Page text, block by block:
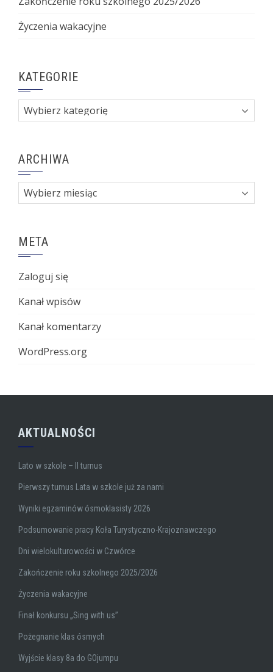
Życzenia wakacyjne
KATEGORIE
Kategorie
ARCHIWA
Archiwa
META
Zaloguj się
Kanał wpisów
Kanał komentarzy
WordPress.org
AKTUALNOŚCI
Lato w szkole – II turnus
Pierwszy turnus Lata w szkole już za nami
Wyniki egzaminów ósmoklasisty 2026
Podsumowanie pracy Koła Turystyczno-Krajoznawczego
Dni wielokulturowości w Czwórce
Zakończenie roku szkolnego 2025/2026
Życzenia wakacyjne
Finał konkursu „Sing with us”
Pożegnanie klas ósmych
Wyjście klasy 8a do GOjumpu